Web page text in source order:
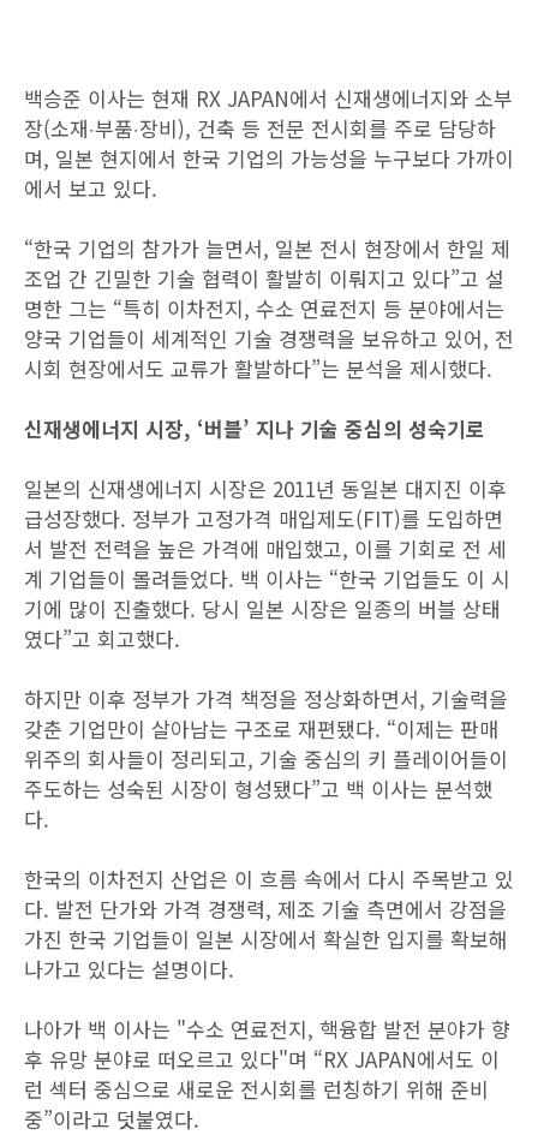
백승준 이사는 현재 RX JAPAN에서 신재생에너지와 소부
장(소재‧부품‧장비), 건축 등 전문 전시회를 주로 담당하
며, 일본 현지에서 한국 기업의 가능성을 누구보다 가까이
에서 보고 있다.
“한국 기업의 참가가 늘면서, 일본 전시 현장에서 한일 제
조업 간 긴밀한 기술 협력이 활발히 이뤄지고 있다”고 설
명한 그는 “특히 이차전지, 수소 연료전지 등 분야에서는
양국 기업들이 세계적인 기술 경쟁력을 보유하고 있어, 전
시회 현장에서도 교류가 활발하다”는 분석을 제시했다.
신재생에너지 시장, ‘버블’ 지나 기술 중심의 성숙기로
일본의 신재생에너지 시장은 2011년 동일본 대지진 이후
급성장했다. 정부가 고정가격 매입제도(FIT)를 도입하면
서 발전 전력을 높은 가격에 매입했고, 이를 기회로 전 세
계 기업들이 몰려들었다. 백 이사는 “한국 기업들도 이 시
기에 많이 진출했다. 당시 일본 시장은 일종의 버블 상태
였다”고 회고했다.
하지만 이후 정부가 가격 책정을 정상화하면서, 기술력을
갖춘 기업만이 살아남는 구조로 재편됐다. “이제는 판매
위주의 회사들이 정리되고, 기술 중심의 키 플레이어들이
주도하는 성숙된 시장이 형성됐다”고 백 이사는 분석했
다.
한국의 이차전지 산업은 이 흐름 속에서 다시 주목받고 있
다. 발전 단가와 가격 경쟁력, 제조 기술 측면에서 강점을
가진 한국 기업들이 일본 시장에서 확실한 입지를 확보해
나가고 있다는 설명이다.
나아가 백 이사는 "수소 연료전지, 핵융합 발전 분야가 향
후 유망 분야로 떠오르고 있다"며 “RX JAPAN에서도 이
런 섹터 중심으로 새로운 전시회를 런칭하기 위해 준비
중”이라고 덧붙였다.